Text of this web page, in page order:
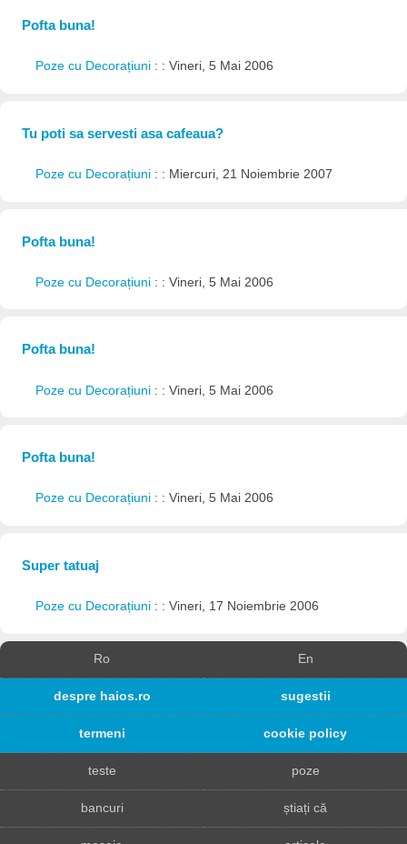
Pofta buna!
Poze cu Decorațiuni : : Vineri, 5 Mai 2006
Tu poti sa servesti asa cafeaua?
Poze cu Decorațiuni : : Miercuri, 21 Noiembrie 2007
Pofta buna!
Poze cu Decorațiuni : : Vineri, 5 Mai 2006
Pofta buna!
Poze cu Decorațiuni : : Vineri, 5 Mai 2006
Pofta buna!
Poze cu Decorațiuni : : Vineri, 5 Mai 2006
Super tatuaj
Poze cu Decorațiuni : : Vineri, 17 Noiembrie 2006
Ro En
despre haios.ro sugestii
termeni cookie policy
teste poze
bancuri știați că